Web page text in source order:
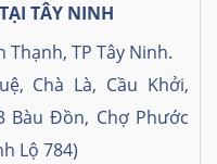
TÂY NINH
Thạnh, TP Tây Ninh.
Chà Là, Cầu Khởi,
Bàu Đồn, Chợ Phước
Lộ 784)